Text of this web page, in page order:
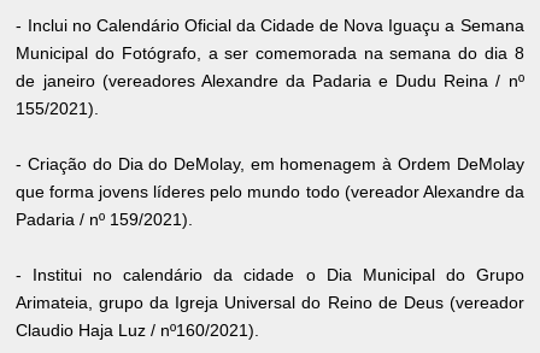
- Inclui no Calendário Oficial da Cidade de Nova Iguaçu a Semana
Municipal do Fotógrafo, a ser comemorada na semana do dia 8
de janeiro (vereadores Alexandre da Padaria e Dudu Reina / nº
155/2021).
- Criação do Dia do DeMolay, em homenagem à Ordem DeMolay
que forma jovens líderes pelo mundo todo (vereador Alexandre da
Padaria / nº 159/2021).
- Institui no calendário da cidade o Dia Municipal do Grupo
Arimateia, grupo da Igreja Universal do Reino de Deus (vereador
Claudio Haja Luz / nº160/2021).